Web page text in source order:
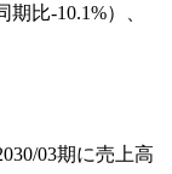
期比-10.1%）、
03期に売上高